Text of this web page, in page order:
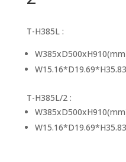
T-H385L :
T-H385L/2 :